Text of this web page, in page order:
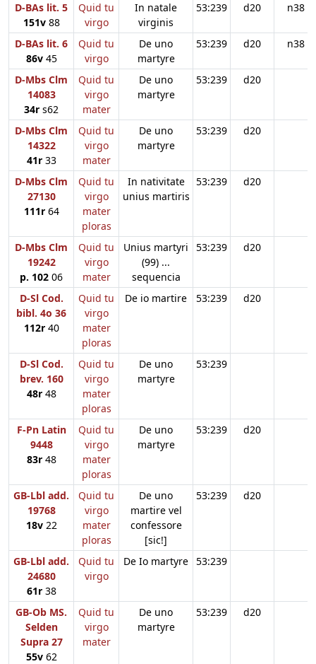
D-BAs lit. 5
151v88
Quid tu
virgo
In natale
virginis
53:239 d20 n38
D-BAs lit. 6
86v45
Quid tu
virgo
De uno
martyre
53:239 d20 n38
D-Mbs Clm
14083
34r s62
Quid tu
virgo
mater
De uno
martyre
53:239 d20
D-Mbs Clm
14322
41r33
Quid tu
virgo
mater
De uno
martyre
53:239 d20
D-Mbs Clm
27130
111r64
Quid tu
virgo
mater
ploras
In nativitate
unius martiris
53:239 d20
D-Mbs Clm
19242
p. 102 06
Quid tu
virgo
mater
Unius martyri
(99) ...
sequencia
53:239 d20
D-Sl Cod.
bibl. 4o 36
112r40
Quid tu
virgo
mater
ploras
De io martire 53:239 d20
D-Sl Cod.
brev. 160
48r48
Quid tu
virgo
mater
ploras
De uno
martyre
53:239
F-Pn Latin
9448
83r48
Quid tu
virgo
mater
ploras
De uno
martyre
53:239 d20
GB-Lbl add.
19768
18v22
Quid tu
virgo
mater
ploras
De uno
martire vel
confessore
[sic!]
53:239 d20
GB-Lbl add.
24680
61r38
Quid tu
virgo
De Io martyre 53:239
GB-Ob MS.
Selden
Supra 27
55v62
Quid tu
virgo
mater
De uno
martyre
53:239 d20